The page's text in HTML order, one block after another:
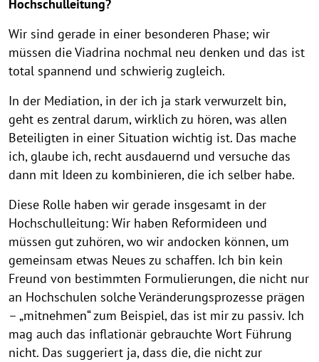
Hochschulleitung?
Wir sind gerade in einer besonderen Phase; wir
müssen die Viadrina nochmal neu denken und das ist
total spannend und schwierig zugleich.
In der Mediation, in der ich ja stark verwurzelt bin,
geht es zentral darum, wirklich zu hören, was allen
Beteiligten in einer Situation wichtig ist. Das mache
ich, glaube ich, recht ausdauernd und versuche das
dann mit Ideen zu kombinieren, die ich selber habe.
Diese Rolle haben wir gerade insgesamt in der
Hochschulleitung: Wir haben Reformideen und
müssen gut zuhören, wo wir andocken können, um
gemeinsam etwas Neues zu schaffen. Ich bin kein
Freund von bestimmten Formulierungen, die nicht nur
an Hochschulen solche Veränderungsprozesse prägen
– „mitnehmen“ zum Beispiel, das ist mir zu passiv. Ich
mag auch das inflationär gebrauchte Wort Führung
nicht. Das suggeriert ja, dass die, die nicht zur